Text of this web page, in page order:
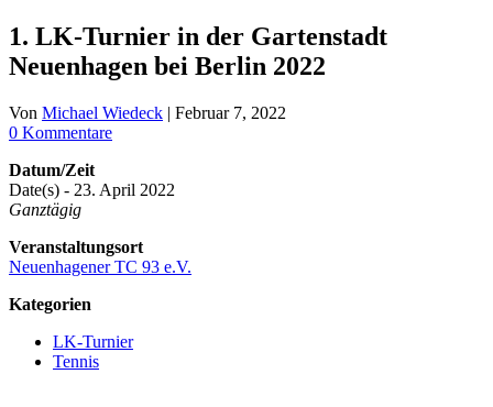
1. LK-Turnier in der Gartenstadt
Neuenhagen bei Berlin 2022
Von Michael Wiedeck | Februar 7, 2022
0 Kommentare
Datum/Zeit
Date(s) - 23. April 2022
Ganztägig
Veranstaltungsort
Neuenhagener TC 93 e.V.
Kategorien
LK-Turnier
Tennis